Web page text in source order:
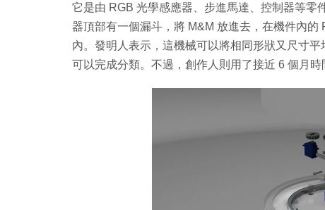
它是由 RGB 光學感應器、步進馬達、控制器等
器頂部有一個漏斗，將 M&M 放進去，在機件內
內。發明人表示，這機械可以將相同形狀又尺寸
可以完成分類。不過，創作人則用了接近 6 個月